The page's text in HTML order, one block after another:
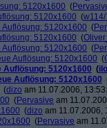
5120x1600 (
5120x1600 (
Auflösung: 5120x1600 (
5120x1600 (
Auflösung: 5120x1600 (
Auflösung: 5120x1600 (
Auflösung: 5120x1600 (
Auflösung: 5120x1600
(dizo am 11.07.2006,
(Pervasive am
(dizo am 11.07.2006,
(Pervasive am